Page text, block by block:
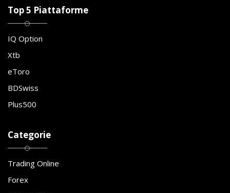
Top 5 Piattaforme
IQ Option
Xtb
eToro
BDSwiss
Plus500
Categorie
Trading Online
Forex